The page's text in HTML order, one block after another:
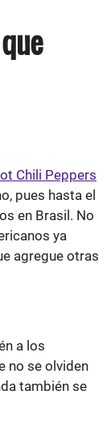
Chili Peppers
pues hasta el
en Brasil. No
ya
agregue otras
a los
no se olviden
también se